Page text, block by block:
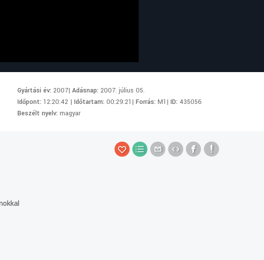
Gyártási év:2007|Adásnap:2007. július 05.
Időpont: 12:20:42 |Időtartam:00:29:21|Forrás:M1|ID:435056
Beszélt nyelv:magyar